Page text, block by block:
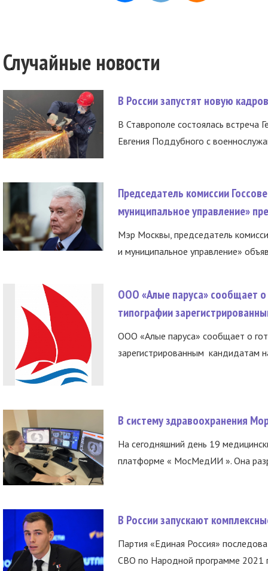
Случайные новости
В России запустят новую
В Ставрополе состоялась встреча
Евгения Поддубного с
Председатель комиссии
муниципальное управление»
Мэр Москвы, председатель
и муниципальное управление»
ООО «Алые паруса» сообщает о
типографии
ООО «Алые паруса» сообщает о
зарегистрированным кандидатам
В систему здравоохранения
На сегодняшний день 19
платформе « МосМедИИ ». Она
В России запускают
Партия «Единая Россия»
СВО по Народной программе 2021